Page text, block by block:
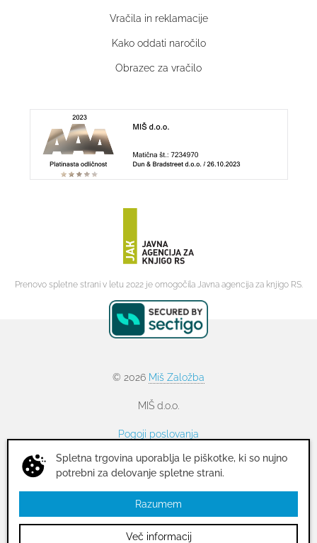
Vračila in reklamacije
Kako oddati naročilo
Obrazec za vračilo
Prenovo spletne strani v letu 2022 je omogočila Javna agencija za knjigo RS.
© 2026 Miš Založba
MIŠ d.o.o.
Pogoji poslovanja
Politika zasebnosti
IzvedbaIntuitiva
Spletna trgovina uporablja le piškotke, ki so nujno
potrebni za delovanje spletne strani.
Razumem
Več informacij